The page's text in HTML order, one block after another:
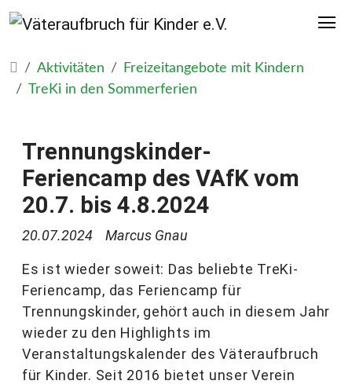
Aktivitäten
Freizeitangebote mit Kindern
TreKi in den Sommerferien
Trennungskinder-
Feriencamp des VAfK vom
20.7. bis 4.8.2024
20.07.2024 Marcus Gnau
Es ist wieder soweit: Das beliebte TreKi-
Feriencamp, das Feriencamp für
Trennungskinder, gehört auch in diesem Jahr
wieder zu den Highlights im
Veranstaltungskalender des Väteraufbruch
für Kinder. Seit 2016 bietet unser Verein